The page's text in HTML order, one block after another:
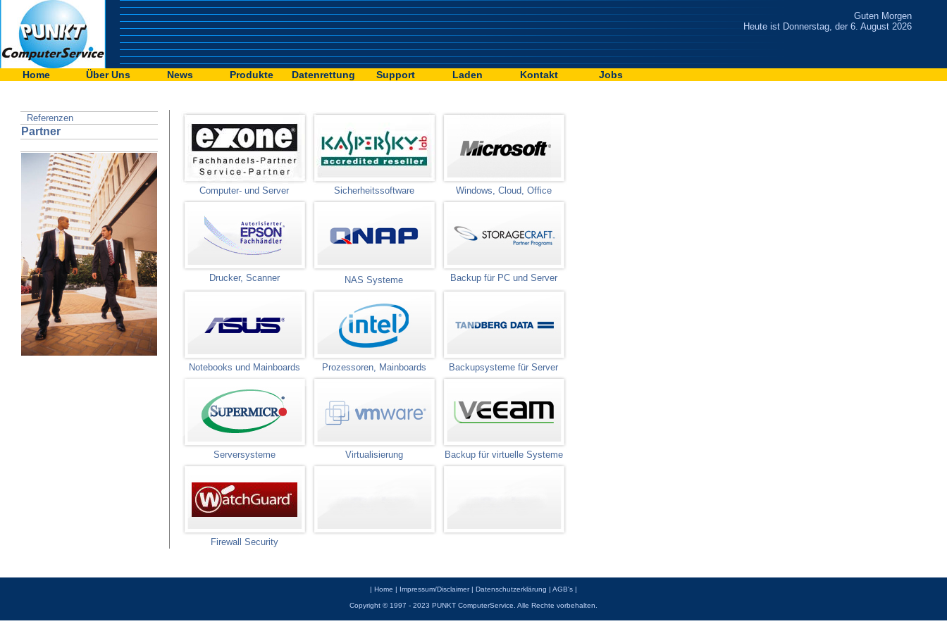
Guten Morgen
Heute ist Donnerstag, der 6. August 2026
Home Über Uns News Produkte Datenrettung Support Laden Kontakt Jobs
Referenzen
Partner
Computer- und Server Sicherheitssoftware Windows, Cloud, Office
Drucker, Scanner NAS Systeme Backup für PC und Server
Notebooks und Mainboards Prozessoren, Mainboards Backupsysteme für Server
Serversysteme Virtualisierung Backup für virtuelle Systeme
Firewall Security
| Home | Impressum/Disclaimer| Datenschutzerklärung | AGB's |
Copyright © 1997 - 2023 PUNKT ComputerService. Alle Rechte vorbehalten.